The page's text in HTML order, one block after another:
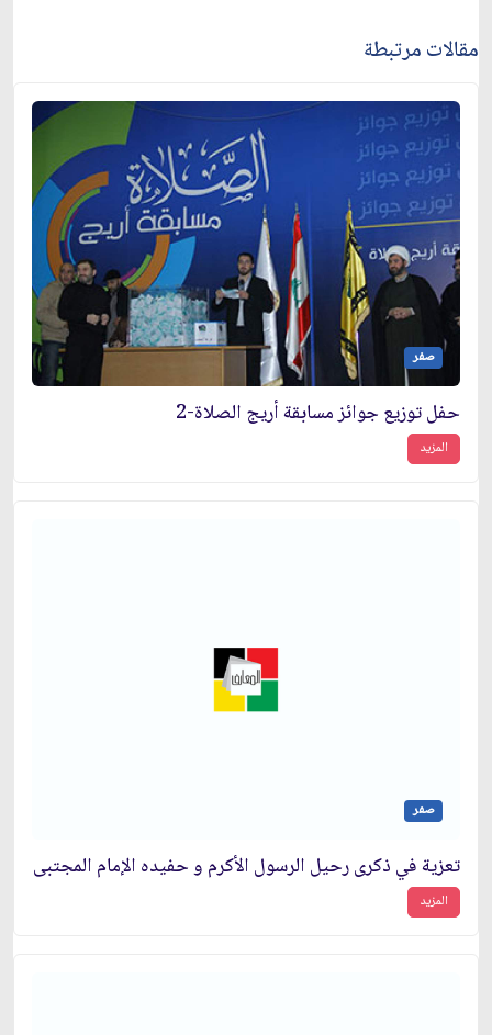
مقالات مرتبطة
صفر
حفل توزيع جوائز مسابقة أريج الصلاة-2
المزيد
صفر
تعزية في ذكرى رحيل الرسول الأكرم و حفيده الإمام المجتبى
المزيد